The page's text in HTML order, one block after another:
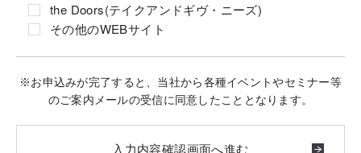
the Doors(テイクアンドギヴ・ニーズ)
その他のWEBサイト
※お申込みが完了すると、当社から各種イベントやセミナー等
のご案内メールの受信に同意したこととなります。